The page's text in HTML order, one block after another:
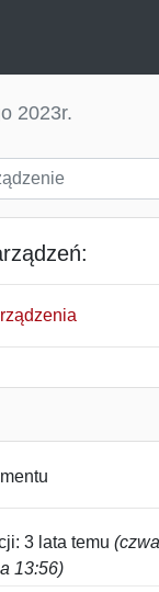
2023r.
3 lata temu
13:56)